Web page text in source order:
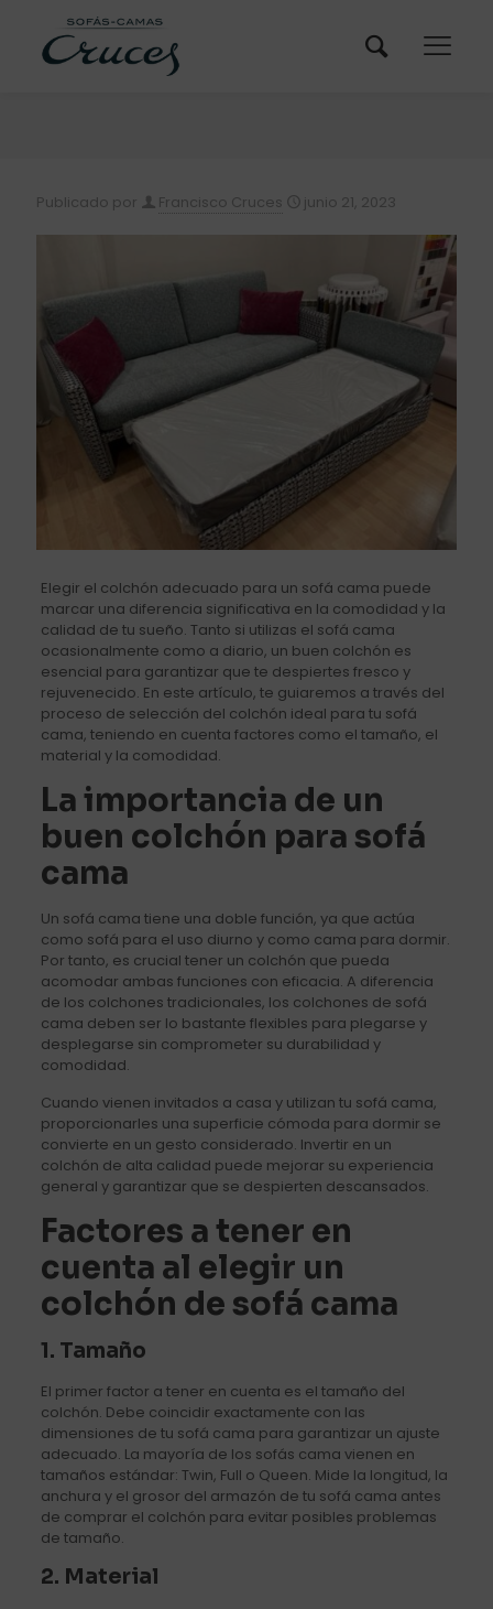
Publicado por Francisco Cruces junio 21, 2023
Elegir el colchón adecuado para un sofá cama puede
marcar una diferencia significativa en la comodidad y la
calidad de tu sueño. Tanto si utilizas el sofá cama
ocasionalmente como a diario, un buen colchón es
esencial para garantizar que te despiertes fresco y
rejuvenecido. En este artículo, te guiaremos a través del
proceso de selección del colchón ideal para tu sofá
cama, teniendo en cuenta factores como el tamaño, el
material y la comodidad.
La importancia de un
buen colchón para sofá
cama
Un sofá cama tiene una doble función, ya que actúa
como sofá para el uso diurno y como cama para dormir.
Por tanto, es crucial tener un colchón que pueda
acomodar ambas funciones con eficacia. A diferencia
de los colchones tradicionales, los colchones de sofá
cama deben ser lo bastante flexibles para plegarse y
desplegarse sin comprometer su durabilidad y
comodidad.
Cuando vienen invitados a casa y utilizan tu sofá cama,
proporcionarles una superficie cómoda para dormir se
convierte en un gesto considerado. Invertir en un
colchón de alta calidad puede mejorar su experiencia
general y garantizar que se despierten descansados.
Factores a tener en
cuenta al elegir un
colchón de sofá cama
1. Tamaño
El primer factor a tener en cuenta es el tamaño del
colchón. Debe coincidir exactamente con las
dimensiones de tu sofá cama para garantizar un ajuste
adecuado. La mayoría de los sofás cama vienen en
tamaños estándar: Twin, Full o Queen. Mide la longitud, la
anchura y el grosor del armazón de tu sofá cama antes
de comprar el colchón para evitar posibles problemas
de tamaño.
2. Material